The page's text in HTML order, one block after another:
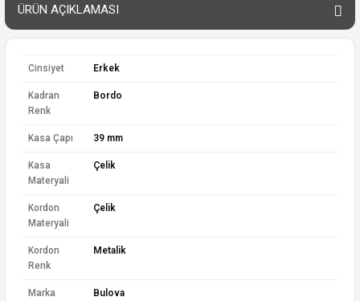
ÜRÜN AÇIKLAMASI
Cinsiyet Erkek
Kadran
Renk
Bordo
Kasa Çapı 39 mm
Kasa
Materyali
Çelik
Kordon
Materyali
Çelik
Kordon
Renk
Metalik
Marka Bulova